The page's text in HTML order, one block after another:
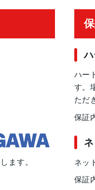
ます。
ハー
す。
ただ
保証
ネッ
保証